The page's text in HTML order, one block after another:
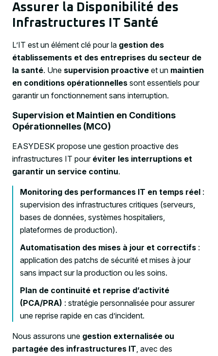
Assurer la Disponibilité des
Infrastructures IT Santé
L’IT est un élément clé pour la gestion des
établissements et des entreprises du secteur de
la santé. Une supervision proactive et un maintien
en conditions opérationnelles sont essentiels pour
garantir un fonctionnement sans interruption.
Supervision et Maintien en Conditions
Opérationnelles (MCO)
EASYDESK propose une gestion proactive des
infrastructures IT pour éviter les interruptions et
garantir un service continu.
Monitoring des performances IT en temps réel :
supervision des infrastructures critiques (serveurs,
bases de données, systèmes hospitaliers,
plateformes de production).
Automatisation des mises à jour et correctifs :
application des patchs de sécurité et mises à jour
sans impact sur la production ou les soins.
Plan de continuité et reprise d’activité
(PCA/PRA) : stratégie personnalisée pour assurer
une reprise rapide en cas d’incident.
Nous assurons une gestion externalisée ou
partagée des infrastructures IT, avec des